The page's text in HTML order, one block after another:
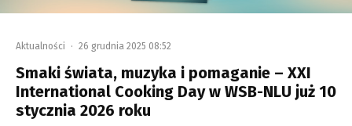
Aktualności · 26 grudnia 2025 08:52
Smaki świata, muzyka i pomaganie – XXI
International Cooking Day w WSB-NLU już 10
stycznia 2026 roku